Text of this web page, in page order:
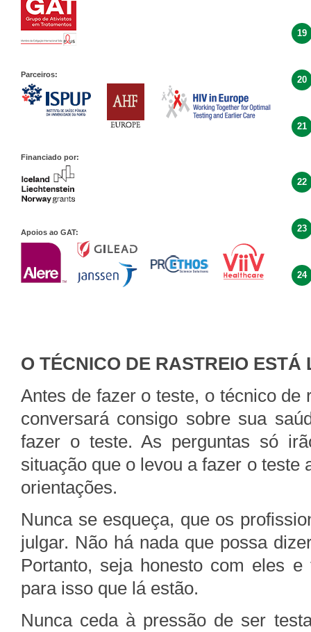
19
20
21
22
23
24
Parceiros:
Financiado por:
Apoios ao GAT:
O TÉCNICO DE RASTREIO
Antes de fazer o teste, o técnico
conversará consigo sobre sua
fazer o teste. As perguntas só
situação que o levou a fazer o
orientações.
Nunca se esqueça, que os
julgar. Não há nada que possa
Portanto, seja honesto com eles
para isso que lá estão.
Nunca ceda à pressão de ser